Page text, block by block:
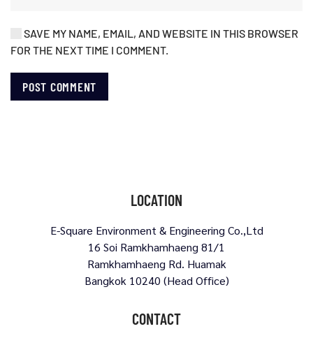
SAVE MY NAME, EMAIL, AND WEBSITE IN THIS BROWSER
FOR THE NEXT TIME I COMMENT.
POST COMMENT
LOCATION
E-Square Environment & Engineering Co.,Ltd
16 Soi Ramkhamhaeng 81/1
Ramkhamhaeng Rd. Huamak
Bangkok 10240 (Head Office)
CONTACT